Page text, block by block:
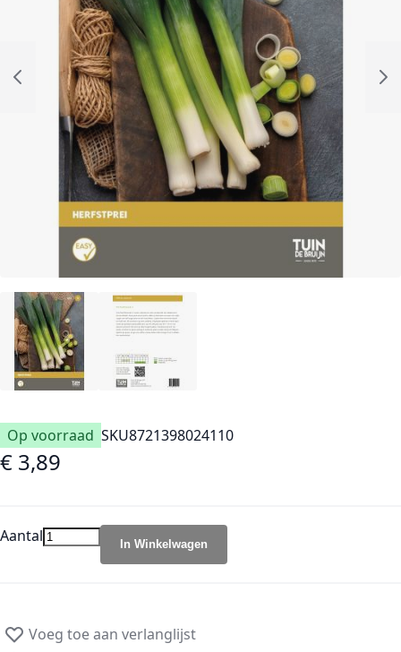
Op voorraad SKU8721398024110
€ 3,89
Aantal In Winkelwagen
Voeg toe aan verlanglijst